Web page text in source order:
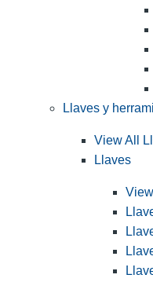
Llaves y
View All
Llaves